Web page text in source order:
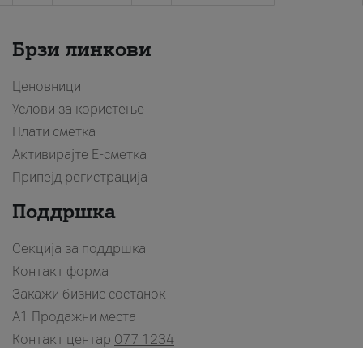
Брзи линкови
Ценовници
Услови за користење
Плати сметка
Активирајте Е-сметка
Припејд регистрација
Поддршка
Секција за поддршка
Контакт форма
Закажи бизнис состанок
A1 Продажни места
Контакт центар 077 1234